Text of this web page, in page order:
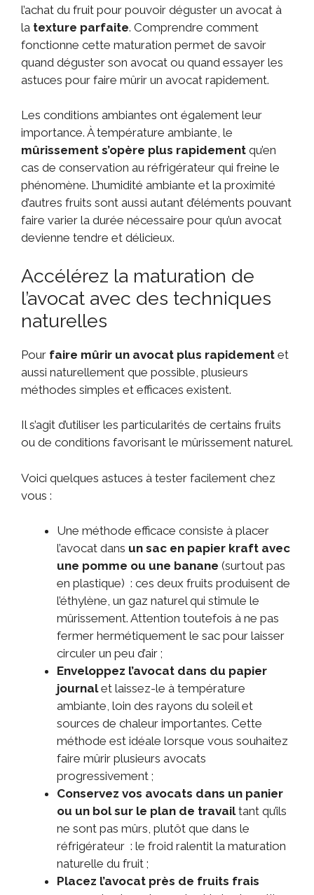
l’achat du fruit pour pouvoir déguster un avocat à
la texture parfaite. Comprendre comment
fonctionne cette maturation permet de savoir
quand déguster son avocat ou quand essayer les
astuces pour faire mûrir un avocat rapidement.
Les conditions ambiantes ont également leur
importance. À température ambiante, le
mûrissement s’opère plus rapidement qu’en
cas de conservation au réfrigérateur qui freine le
phénomène. L’humidité ambiante et la proximité
d’autres fruits sont aussi autant d’éléments pouvant
faire varier la durée nécessaire pour qu’un avocat
devienne tendre et délicieux.
Accélérez la maturation de
l’avocat avec des techniques
naturelles
Pour faire mûrir un avocat plus rapidement et
aussi naturellement que possible, plusieurs
méthodes simples et efficaces existent.
Il s’agit d’utiliser les particularités de certains fruits
ou de conditions favorisant le mûrissement naturel.
Voici quelques astuces à tester facilement chez
vous :
Une méthode efficace consiste à placer
l’avocat dans un sac en papier kraft avec
une pomme ou une banane (surtout pas
en plastique) : ces deux fruits produisent de
l’éthylène, un gaz naturel qui stimule le
mûrissement. Attention toutefois à ne pas
fermer hermétiquement le sac pour laisser
circuler un peu d’air ;
Enveloppez l’avocat dans du papier
journalet laissez-le à température
ambiante, loin des rayons du soleil et
sources de chaleur importantes. Cette
méthode est idéale lorsque vous souhaitez
faire mûrir plusieurs avocats
progressivement ;
Conservez vos avocats dans un panier
ou un bol sur le plan de travailtant qu’ils
ne sont pas mûrs, plutôt que dans le
réfrigérateur : le froid ralentit la maturation
naturelle du fruit ;
Placez l’avocat près de fruits frais